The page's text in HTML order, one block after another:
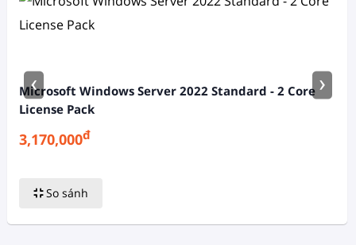
Microsoft Windows Server 2022 Standard - 2 Core
License Pack
3,170,000đ
So sánh
‹ ›